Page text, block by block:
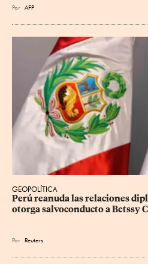
Por AFP
GEOPOLÍTICA
Perú reanuda las relaciones
otorga salvoconducto a Betssy
Por Reuters